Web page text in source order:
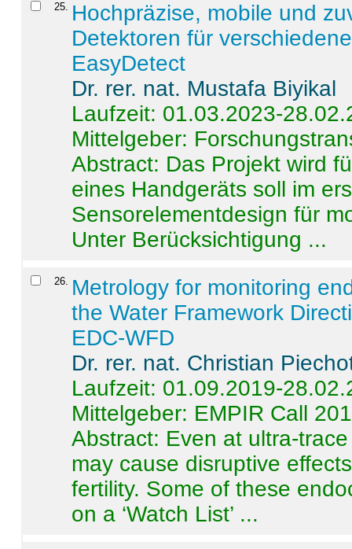
25. Hochpräzise, mobile und
Detektoren für
EasyDetect
Dr. rer. nat. Mustafa Biyikal
Laufzeit: 01.03.2023-
Mittelgeber:
Abstract: Das Projekt wird
eines Handgeräts soll im
Sensorelementdesign für
Unter Berücksichtigung ...
26. Metrology for monitoring
the Water Framework
EDC-WFD
Dr. rer. nat. Christian
Laufzeit: 01.09.2019-
Mittelgeber: EMPIR Call
Abstract: Even at ultra-
may cause disruptive
fertility. Some of these
on a ‘Watch List’ ...